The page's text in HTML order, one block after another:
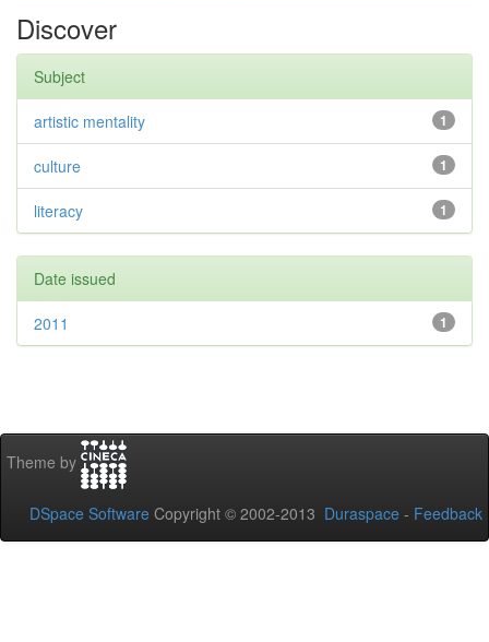
Discover
Subject
1
artistic mentality
1
culture
1
literacy
Date issued
1
2011
Theme by
DSpace Software Copyright © 2002-2013 Duraspace - Feedback